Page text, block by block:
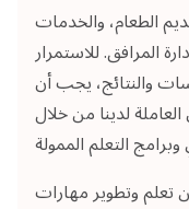
الطعام، والخدمات
المرافق. للاستمرار
والنتائج، يجب أن
لدينا من خلال
تعلم وتطوير مهارات